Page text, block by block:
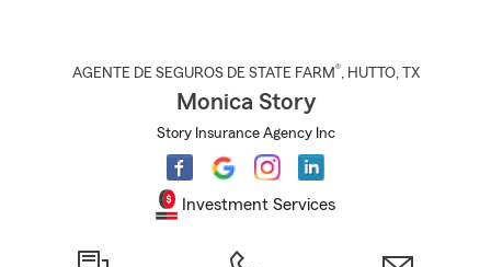
AGENTE DE SEGUROS DE STATE FARM®, HUTTO, TX
Monica Story
Story Insurance Agency Inc
Investment Services